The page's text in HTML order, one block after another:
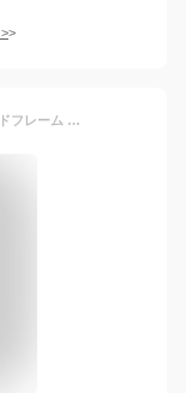
>
DEAL DESIGN ディールデザイン レイヤードフレーム サークル ペンダント メンズアクセサリー レディースアクセサリー ギフト シルバー925 シルバーアクセサリー 銀 SV925 スターリングシルバー 皮革 レザー なめし 革 シルバーペンダント ネックレス ペンダントトップ 首飾り